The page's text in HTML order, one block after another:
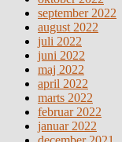
september 2022
august 2022
juli 2022
juni 2022
maj 2022
april 2022
marts 2022
februar 2022
januar 2022